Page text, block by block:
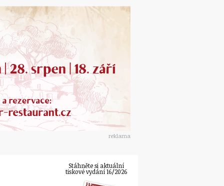
reklama
Stáhněte si aktuální
tiskové vydání 16/2026